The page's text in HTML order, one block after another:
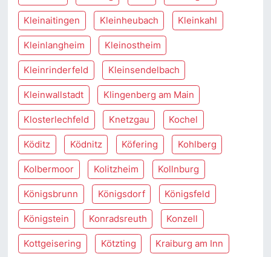
Kleinaitingen Kleinheubach Kleinkahl
Kleinlangheim Kleinostheim
Kleinrinderfeld Kleinsendelbach
Kleinwallstadt Klingenberg am Main
Klosterlechfeld Knetzgau Kochel
Köditz Ködnitz Köfering Kohlberg
Kolbermoor Kolitzheim Kollnburg
Königsbrunn Königsdorf Königsfeld
Königstein Konradsreuth Konzell
Kottgeisering Kötzting Kraiburg am Inn